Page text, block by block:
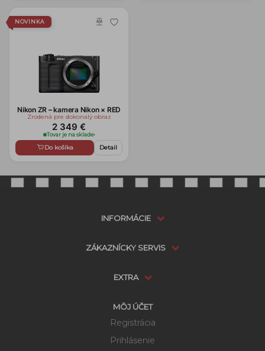
NOVINKA
Nikon ZR – kamera Nikon × RED
Zrodená pre dokonalý obraz
2 349 €
Tovar je na sklade›
Do košíka Detail
INFORMÁCIE
ZÁKAZNÍCKY SERVIS
EXTRA
MÔJ ÚČET
Registrácia
Prihlásenie